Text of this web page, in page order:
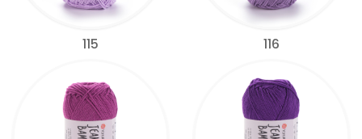
115 116